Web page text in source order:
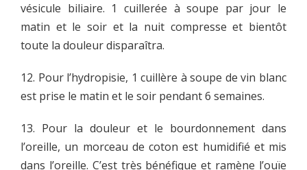
vésicule biliaire. 1 cuillerée à soupe par jour le
matin et le soir et la nuit compresse et bientôt
toute la douleur disparaîtra.
12. Pour l’hydropisie, 1 cuillère à soupe de vin blanc
est prise le matin et le soir pendant 6 semaines.
13. Pour la douleur et le bourdonnement dans
l’oreille, un morceau de coton est humidifié et mis
dans l’oreille. C’est très bénéfique et ramène l’ouïe